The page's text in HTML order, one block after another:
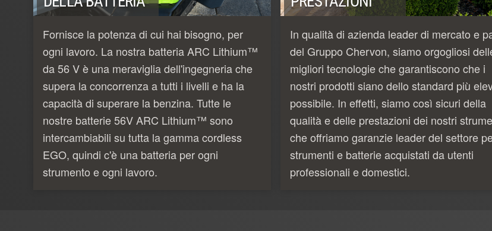
Fornisce la potenza di cui hai bisogno, per
ogni lavoro. La nostra batteria ARC Lithium™
da 56 V è una meraviglia dell'ingegneria che
supera la concorrenza a tutti i livelli e ha la
capacità di superare la benzina. Tutte le
nostre batterie 56V ARC Lithium™ sono
intercambiabili su tutta la gamma cordless
EGO, quindi c'è una batteria per ogni
strumento e ogni lavoro.
In qualità di azienda leader di mercato e
del Gruppo Chervon, siamo orgogliosi
migliori tecnologie che garantiscono che i
nostri prodotti siano dello standard più
possibile. In effetti, siamo così sicuri della
qualità e delle prestazioni dei nostri
che offriamo garanzie leader del settore
strumenti e batterie acquistati da utenti
professionali e domestici.